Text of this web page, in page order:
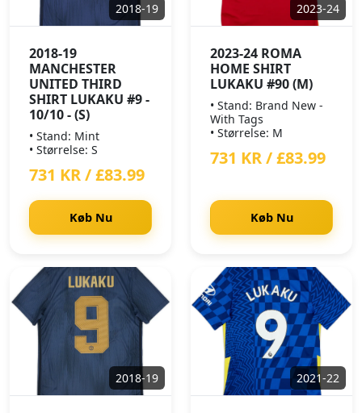
2018-19
2018-19
MANCHESTER
UNITED THIRD
SHIRT LUKAKU #9 -
10/10 - (S)
• Stand: Mint
• Størrelse: S
731 KR / £83.99
Køb Nu
2023-24
2023-24 ROMA
HOME SHIRT
LUKAKU #90 (M)
• Stand: Brand New -
With Tags
• Størrelse: M
731 KR / £83.99
Køb Nu
2018-19 2021-22